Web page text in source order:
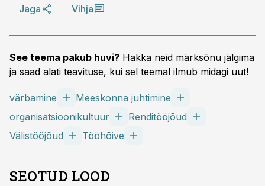
Jaga Vihja
See teema pakub huvi? Hakka neid märksõnu jälgima
ja saad alati teavituse, kui sel teemal ilmub midagi uut!
värbamine
Meeskonna juhtimine
organisatsioonikultuur
Renditööjõud
Välistööjõud
Tööhõive
SEOTUD LOOD